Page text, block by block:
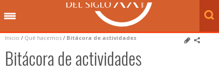
Inicio / Qué hacemos / Bitácora de actividades
Bitácora de actividades